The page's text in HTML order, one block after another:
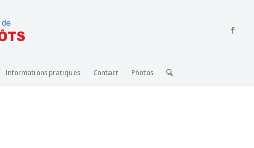
Informations pratiques Contact Photos